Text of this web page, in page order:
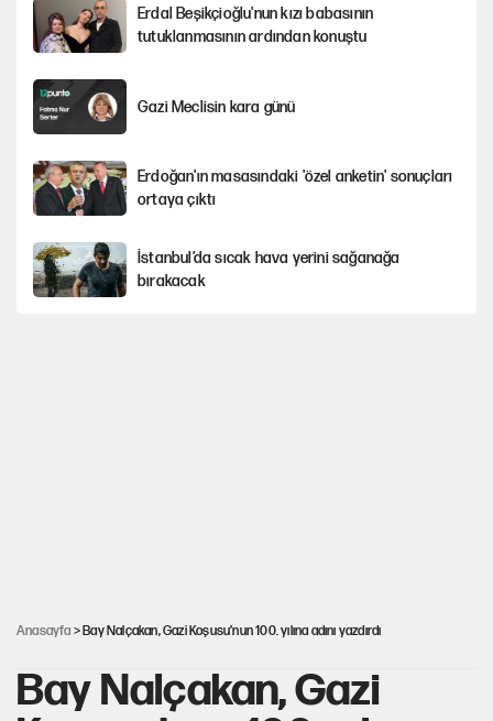
Erdal Beşikçioğlu'nun kızı babasının
tutuklanmasının ardından konuştu
Gazi Meclisin kara günü
Erdoğan'ın masasındaki 'özel anketin' sonuçları
ortaya çıktı
İstanbul’da sıcak hava yerini sağanağa
bırakacak
Anasayfa > Bay Nalçakan, Gazi Koşusu’nun 100. yılına adını yazdırdı
Bay Nalçakan, Gazi